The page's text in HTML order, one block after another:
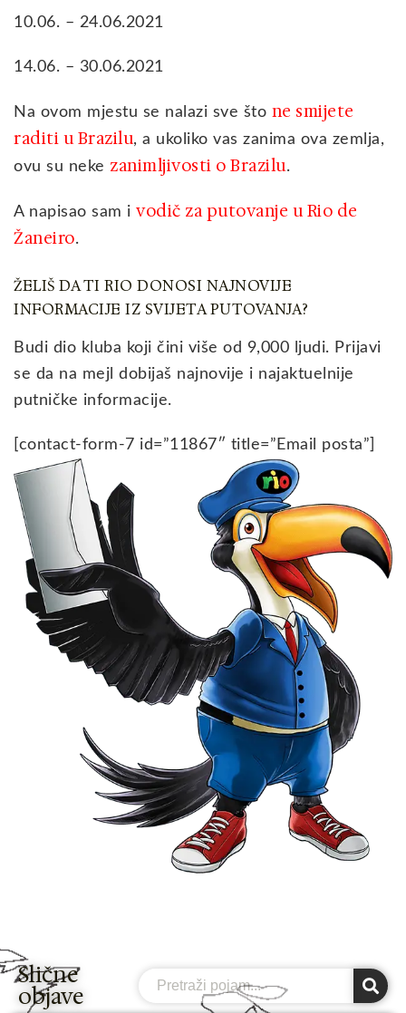
10.06. – 24.06.2021
14.06. – 30.06.2021
Na ovom mjestu se nalazi sve što ne smijete
raditi u Brazilu, a ukoliko vas zanima ova zemlja,
ovu su neke zanimljivosti o Brazilu.
A napisao sam i vodič za putovanje u Rio de
Žaneiro.
ŽELIŠ DA TI RIO DONOSI NAJNOVIJE
INFORMACIJE IZ SVIJETA PUTOVANJA?
Budi dio kluba koji čini više od 9,000 ljudi. Prijavi
se da na mejl dobijaš najnovije i najaktuelnije
putničke informacije.
[contact-form-7 id=”11867″ title=”Email posta”]
Slične
objave
Search